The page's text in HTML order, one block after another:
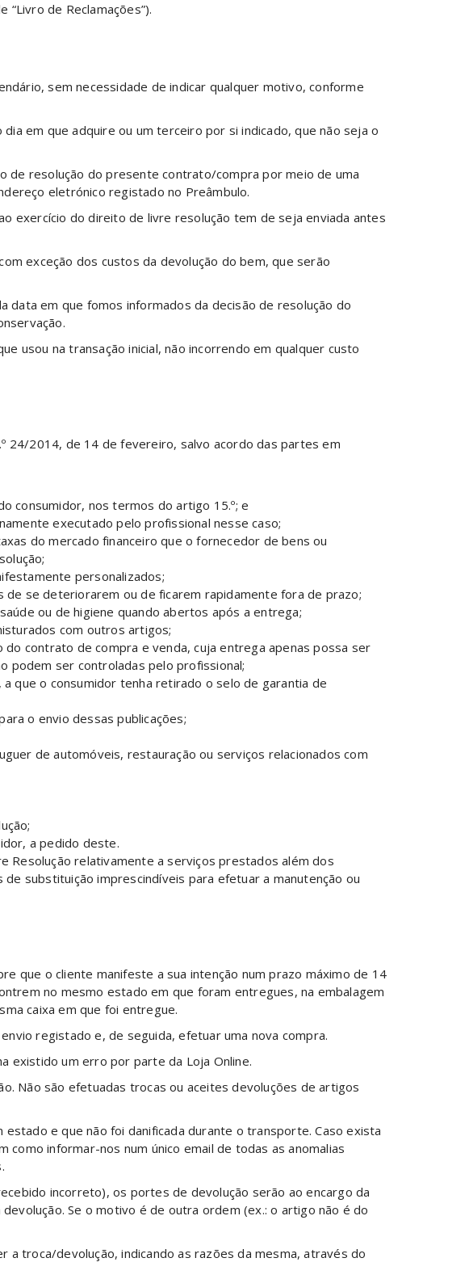
de Reclamações”).
sem necessidade de indicar qualquer motivo, conforme
em que adquire ou um terceiro por si indicado, que não seja o
de resolução do presente contrato/compra por meio de uma
eletrónico registado no Preâmbulo.
exercício do direito de livre resolução tem de seja enviada antes
exceção dos custos da devolução do bem, que serão
em que fomos informados da decisão de resolução do
usou na transação inicial, não incorrendo em qualquer custo
24/2014, de 14 de fevereiro, salvo acordo das partes em
consumidor, nos termos do artigo 15.º; e
executado pelo profissional nesse caso;
do mercado financeiro que o fornecedor de bens ou
personalizados;
se deteriorarem ou de ficarem rapidamente fora de prazo;
ou de higiene quando abertos após a entrega;
com outros artigos;
contrato de compra e venda, cuja entrega apenas possa ser
podem ser controladas pelo profissional;
que o consumidor tenha retirado o selo de garantia de
o envio dessas publicações;
de automóveis, restauração ou serviços relacionados com
a pedido deste.
Resolução relativamente a serviços prestados além dos
substituição imprescindíveis para efetuar a manutenção ou
que o cliente manifeste a sua intenção num prazo máximo de 14
no mesmo estado em que foram entregues, na embalagem
caixa em que foi entregue.
registado e, de seguida, efetuar uma nova compra.
existido um erro por parte da Loja Online.
Não são efetuadas trocas ou aceites devoluções de artigos
e que não foi danificada durante o transporte. Caso exista
como informar-nos num único email de todas as anomalias
incorreto), os portes de devolução serão ao encargo da
Se o motivo é de outra ordem (ex.: o artigo não é do
troca/devolução, indicando as razões da mesma, através do